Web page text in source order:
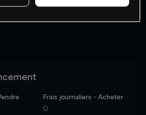
Frais journaliers - Acheter
0